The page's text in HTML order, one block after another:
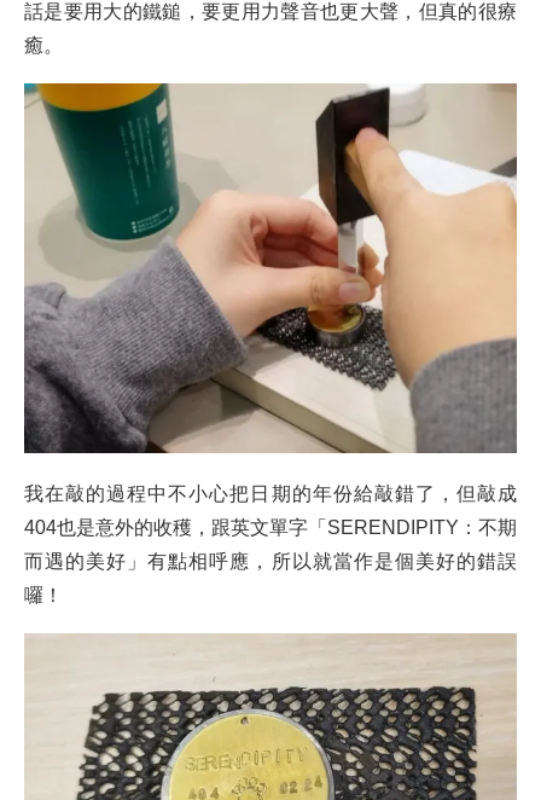
話是要用大的鐵鎚，要更用力聲音也更大聲，但真的很療
癒。
我在敲的過程中不小心把日期的年份給敲錯了，但敲成
404也是意外的收穫，跟英文單字「SERENDIPITY：不期
而遇的美好」有點相呼應，所以就當作是個美好的錯誤
囉！